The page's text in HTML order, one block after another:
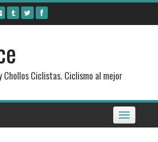
Chollos Ciclistas. Ciclismo al mejor
Toggle
navigation